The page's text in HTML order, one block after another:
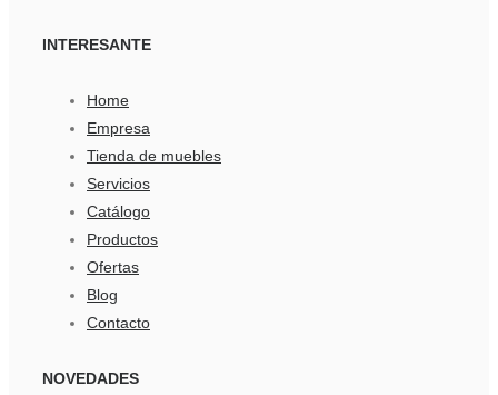
INTERESANTE
Home
Empresa
Tienda de muebles
Servicios
Catálogo
Productos
Ofertas
Blog
Contacto
NOVEDADES